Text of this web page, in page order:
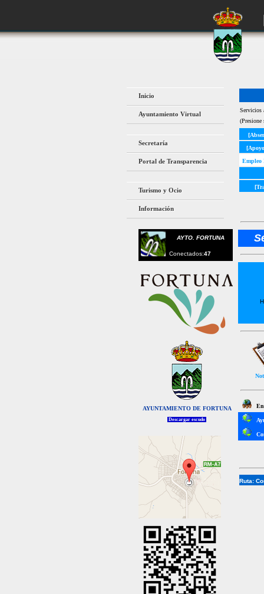
Inicio
Ayuntamiento Virtual
Secretaría
Portal de Transparencia
Turismo y Ocio
Información
AYTO. FORTUNA
Conectados:47
AYUNTAMIENTO DE FORTUNA
Descargar escudo
Servicios
(Presione
Empleo
Ruta: